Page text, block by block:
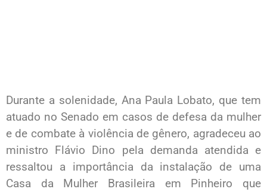
Durante a solenidade, Ana Paula Lobato, que tem
atuado no Senado em casos de defesa da mulher
e de combate à violência de gênero, agradeceu ao
ministro Flávio Dino pela demanda atendida e
ressaltou a importância da instalação de uma
Casa da Mulher Brasileira em Pinheiro que